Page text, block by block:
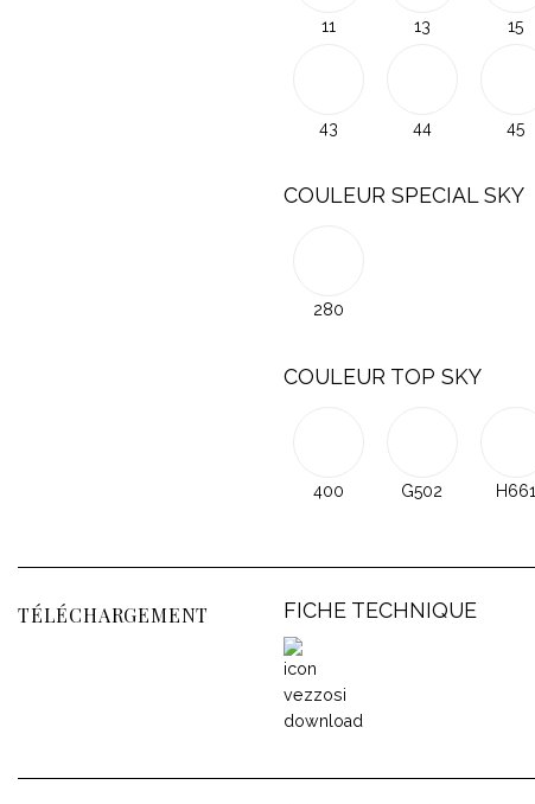
11 13 15
43 44 45
COULEUR SPECIAL SKY
280
COULEUR TOP SKY
400 G502 H661
TÉLÉCHARGEMENT FICHE TECHNIQUE